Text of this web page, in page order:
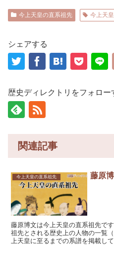
今上天皇の直系祖先 今上天
シェアする
歴史ディレクトリをフォロー
関連記事
今上天皇の直系祖先 藤原
藤原博文は今上天皇の直系祖先で
祖先とされる歴史上の人物の一覧
上天皇に至るまでの系譜を掲載して